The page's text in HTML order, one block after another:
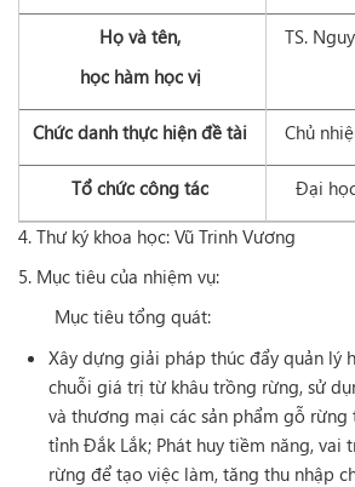
Họ và tên,
học hàm học vị
Chức danh thực hiện đề tài
Tổ chức công tác
TS.
Chủ
Đại
4. Thư ký khoa học: Vũ Trinh Vương
5. Mục tiêu của nhiệm vụ:
Mục tiêu tổng quát:
Xây dựng giải pháp thúc đẩy quản lý
chuỗi giá trị từ khâu trồng rừng, sử
và thương mại các sản phẩm gỗ
tỉnh Đắk Lắk; Phát huy tiềm năng, vai
rừng để tạo việc làm, tăng thu nhập